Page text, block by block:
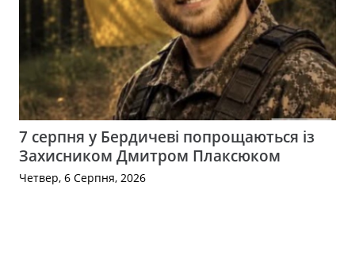
7 серпня у Бердичеві попрощаються із
Захисником Дмитром Плаксюком
Четвер, 6 Серпня, 2026